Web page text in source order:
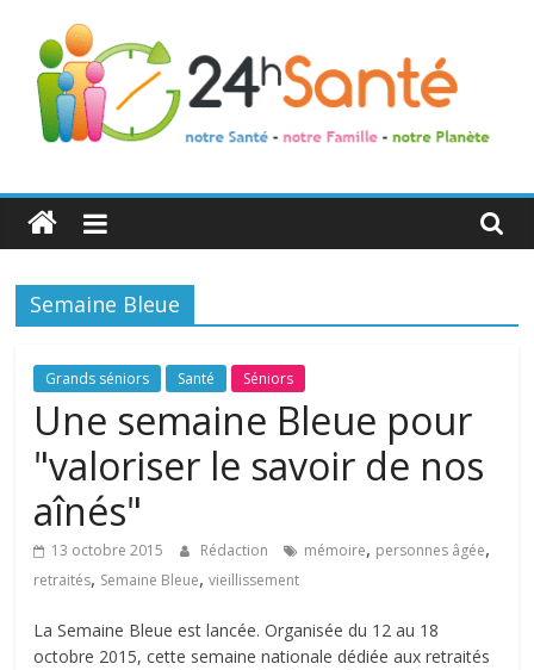
24h
Santé
La
de
toute
famille
Semaine Bleue
Grands séniors Santé Séniors
Une semaine Bleue pour
"valoriser le savoir de nos
aînés"
13 octobre 2015 Rédaction mémoire, personnes âgée,
retraités, Semaine Bleue,vieillissement
La Semaine Bleue est lancée. Organisée du 12 au 18
octobre 2015, cette semaine nationale dédiée aux retraités